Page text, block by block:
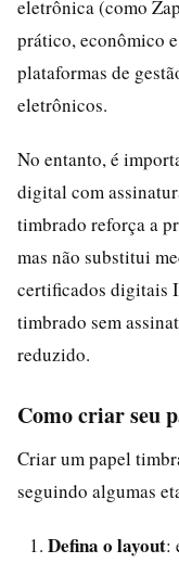
eletrônica (como
prático, econômico
plataformas de
eletrônicos.
No entanto, é
digital com
timbrado reforça a
mas não substitui
certificados digitais
timbrado sem
reduzido.
Como criar seu
Criar um papel
seguindo algumas
Defina o layout: